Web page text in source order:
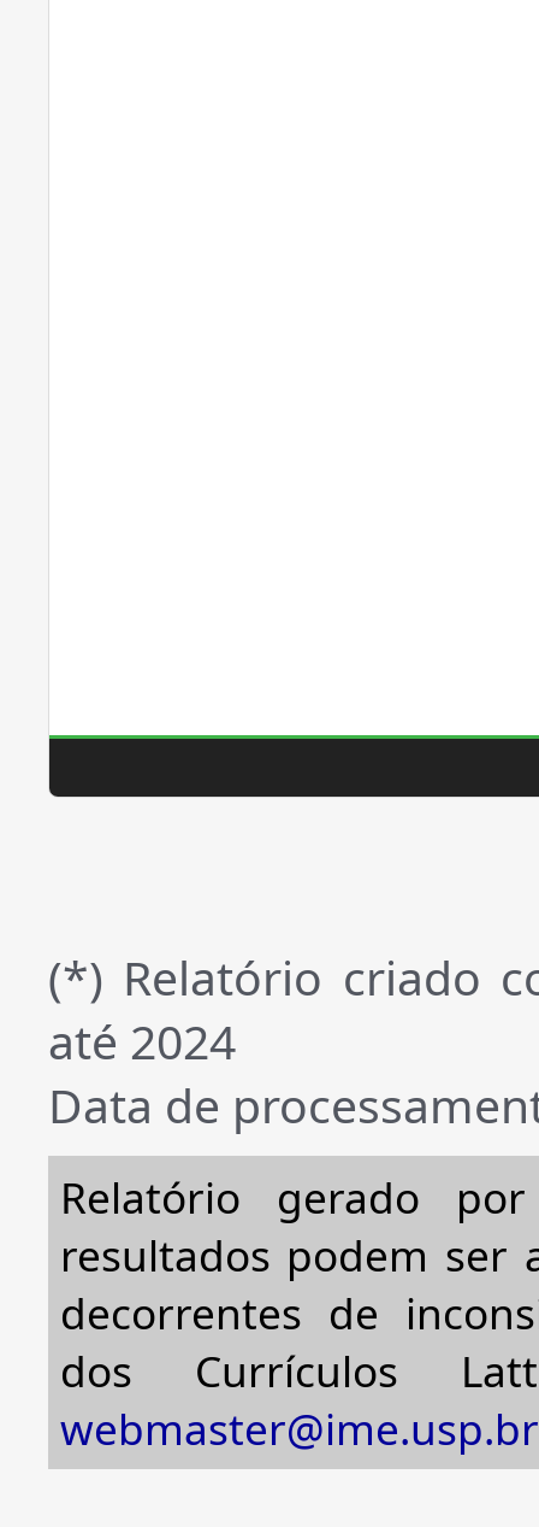
(*) Relatório criado
até 2024
Data de
Relatório gerado
resultados podem ser
decorrentes de
dos Currículos
webmaster@ime.usp.br